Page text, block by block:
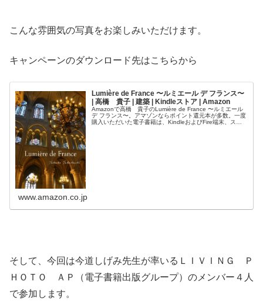
こんな雰囲気の写真をお楽しみいただけます。
キャンペーンのダウンロード先はこちらから
Lumière de France 〜ルミエール デ フランス〜
| 高橋 貴子 | 建築 | Kindleストア | Amazon
Amazonで高橋 貴子のLumière de France 〜ルミエール
デ フランス〜。アマゾンならポイント還元本が多数。一度
購入いただいた電子書籍は、KindleおよびFire端末、スマ
www.amazon.co.jp
そして、今回は今道しげみ先生が率いるＬＩＶＩＮＧ Ｐ
ＨＯＴＯ ＡＰ（電子書籍出版グループ）のメンバー４人
で参加します。